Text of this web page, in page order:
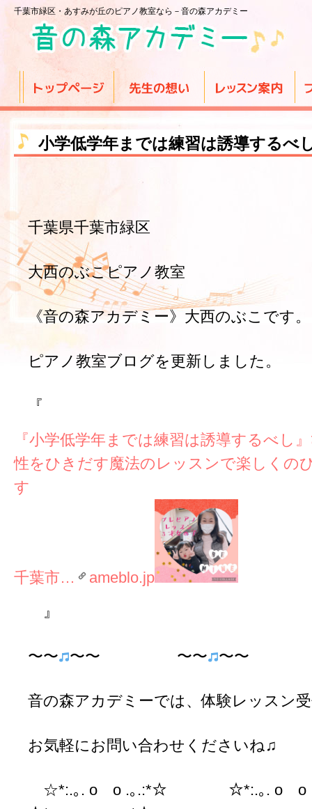
千葉市緑区・あすみが丘のピアノ教室なら－音の森アカデミー
小学低学年までは練習は誘導するべ
千葉県千葉市緑区
大西のぶこピアノ教室
《音の森アカデミー》大西のぶこです。
ピアノ教室ブログを更新しました。
『
『小学低学年までは練習は誘導するべし』
性をひきだす魔法のレッスンで楽しくの
千葉市…
ameblo.jp
』
〜〜 〜〜 〜〜 〜〜
音の森アカデミーでは、体験レッスン
お気軽にお問い合わせくださいね♫
☆*:.｡. o o .｡.:*☆ ☆*:.｡. o